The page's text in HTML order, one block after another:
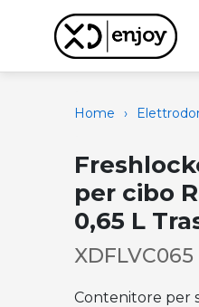
Home ›
per cibo
0,65 L
XDFLVC065
Contenitore per